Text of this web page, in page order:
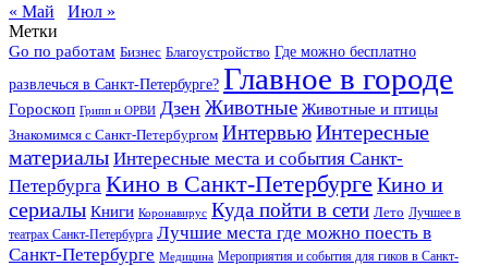
« Май
Июл »
Метки
Go по работам Бизнес Благоустройство Где можно бесплатно
развлечься в Санкт-Петербурге? Главное в городе
Гороскоп Грипп и ОРВИ Дзен Животные Животные и птицы
Знакомимся с Санкт-Петербургом ИнтервьюИнтересные
материалы Интересные места и события Санкт-
Петербурга Кино в Санкт-Петербурге Кино и
сериалы Книги Коронавирус Куда пойти в сети Лето Лучшее в
театрах Санкт-Петербурга Лучшие места где можно поесть в
Санкт-Петербурге Медицина Мероприятия и события для гиков в Санкт-